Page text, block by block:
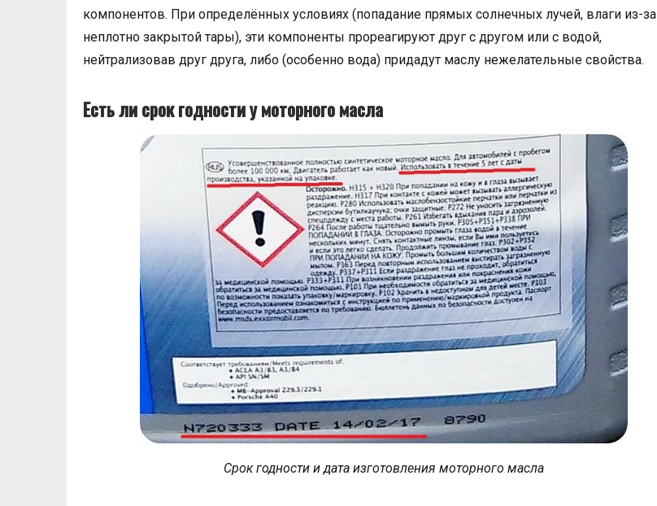
компонентов. При определённых условиях (попадание прямых солнечных лучей, влаги из-за
неплотно закрытой тары), эти компоненты прореагируют друг с другом или с водой,
нейтрализовав друг друга, либо (особенно вода) придадут маслу нежелательные свойства.
Есть ли срок годности у моторного масла
Срок годности и дата изготовления моторного масла